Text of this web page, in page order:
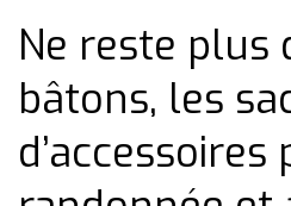
Ne reste plus
bâtons, les